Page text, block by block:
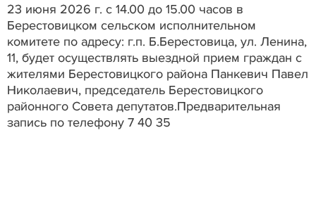
23 июня 2026 г. с 14.00 до 15.00 часов в
Берестовицком сельском исполнительном
комитете по адресу: г.п. Б.Берестовица, ул. Ленина,
11, будет осуществлять выездной прием граждан с
жителями Берестовицкого района Панкевич Павел
Николаевич, председатель Берестовицкого
районного Совета депутатов.Предварительная
запись по телефону 7 40 35